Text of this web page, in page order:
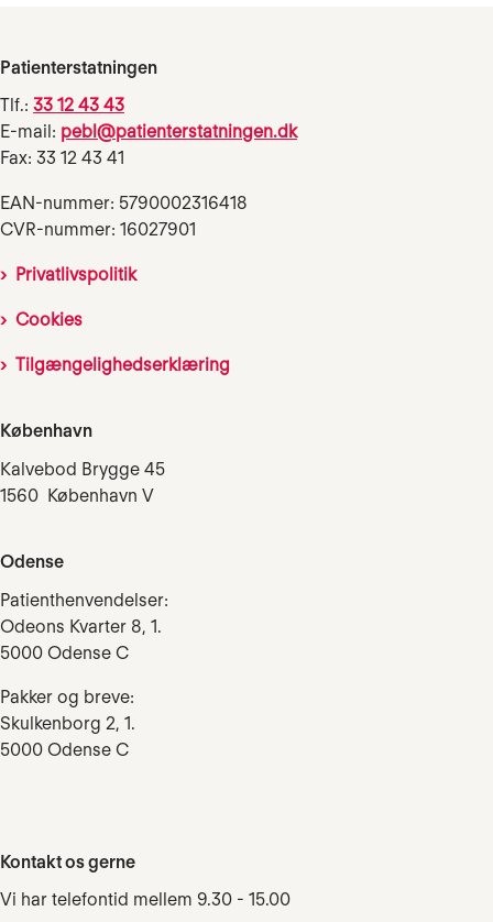
Patienterstatningen
Tlf.: 33 12 43 43
E-mail: pebl@patienterstatningen.dk
Fax: 33 12 43 41
EAN-nummer: 5790002316418
CVR-nummer: 16027901
Privatlivspolitik
Cookies
Tilgængelighedserklæring
København
Kalvebod Brygge 45
1560 København V
Odense
Patienthenvendelser:
Odeons Kvarter 8, 1.
5000 Odense C
Pakker og breve:
Skulkenborg 2, 1.
5000 Odense C
Kontakt os gerne
Vi har telefontid mellem 9.30 - 15.00